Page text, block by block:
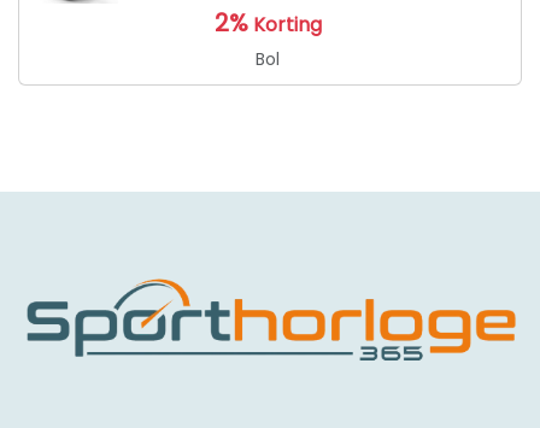
2% Korting
Bol